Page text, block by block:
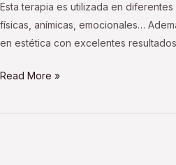
Esta terapia es utilizada en
físicas, anímicas, emocionales…
en estética con excelentes
Read More »